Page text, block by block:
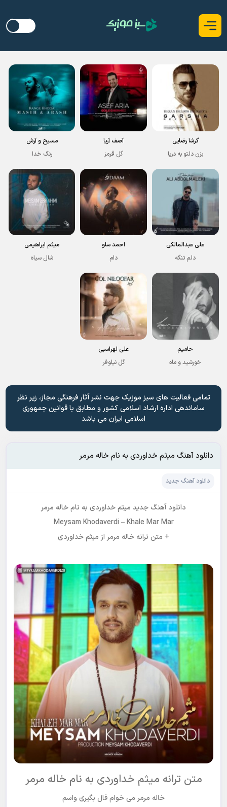
گرشا رضایی
بزن دلتو به دریا
آصف آریا
گل قرمز
مسیح و آرش
رنگ خدا
علی عبدالمالکی
دلم تنگه
احمد سلو
دام
میثم ابراهیمی
شال سیاه
حامیم
خورشید و ماه
علی لهراسبی
گل نیلوفر
تمامی فعالیت های سبز موزیک جهت نشر آثار فرهنگی مجاز، زیر نظر
ساماندهی اداره ارشاد اسلامی کشور و مطابق با قوانین جمهوری
اسلامی ایران می باشد
دانلود آهنگ میثم خداوردی به نام خاله مرمر
دانلود آهنگ جدید
دانلود آهنگ جدید میثم خداوردی به نامخاله مرمر
Meysam Khodaverdi –Khale Mar Mar
+ متن ترانه خاله مرمر از میثم خداوردی
متن ترانه میثم خداوردی به نام خاله مرمر
خاله مرمر می خوام فال بگیری واسم